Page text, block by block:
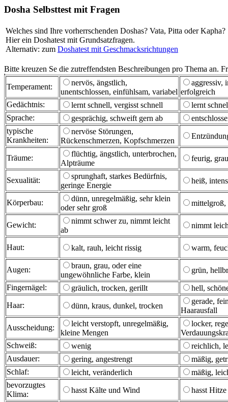
Dosha Selbsttest mit Fragen
Welches sind Ihre vorherrschenden Doshas? Vata, Pitta oder Kapha?
Hier ein Doshatest mit Grundsatzfragen.
Alternativ: zum Doshatest mit Geschmacksrichtungen
Bitte kreuzen Se die zutreffendsten Beschreibungen pro Thema an.
Temperament:
nervös, ängstlich,
unentschlossen, einfühlsam, variabel
aggressiv,
erfolgreich
Gedächtnis:
lernt schnell, vergisst schnell
lernt
Sprache:
gesprächig, schweift gern ab
typische
Krankheiten:
nervöse Störungen,
Rückenschmerzen, Kopfschmerzen
Träume:
flüchtig, ängstlich, unterbrochen,
Alpträume
feurig,
Sexualität:
sprunghaft, starkes Bedürfnis,
geringe Energie
heiß,
Körperbau:
dünn, unregelmäßig, sehr klein
oder sehr groß
mittelgroß,
Gewicht:
nimmt schwer zu, nimmt leicht
ab
nimmt
Haut: kalt, rauh, leicht rissig warm,
Augen:
braun, grau, oder eine
ungewöhnliche Farbe, klein
grün,
Fingernägel:
gräulich, trocken, gerillt
hell,
Haar:
dünn, kraus, dunkel, trocken
gerade,
Haarausfall
Ausscheidung:
leicht verstopft, unregelmäßig,
kleine Mengen
locker,
Schweiß:
wenig
reichlich,
Ausdauer:
gering, angestrengt
mäßig,
Schlaf:
leicht, veränderlich
mäßig,
bevorzugtes
Klima:
hasst Kälte und Wind
hasst